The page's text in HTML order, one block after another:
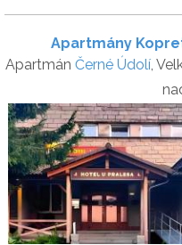
Apartmány
Apartmán Černé Údolí,